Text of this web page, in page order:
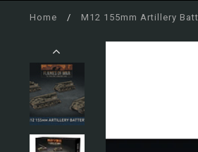
Home / M12 155mm Artillery